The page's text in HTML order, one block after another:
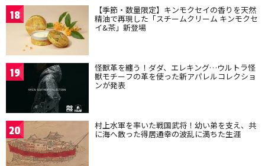
18 【季節・数量限定】キンモクセイの香りを天然
精油で再現した「スチームクリーム キンモクセ
イ&茶」新登場
19 怪獣革を纏う！ダダ、エレキング…ウルトラ怪
獣モチーフの革を使った新アパレルコレクショ
ンが発表
20 村上水軍を率いた戦国武将！幼い弟を支え、共
に海へ散った得居通幸の波乱に満ちた生涯